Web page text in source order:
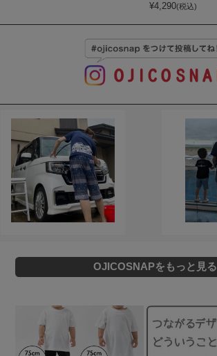
¥4,290(税込)
OJICOSNAPをもっと見る